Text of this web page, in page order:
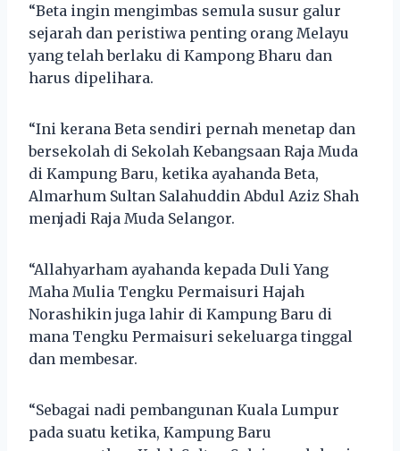
“Beta ingin mengimbas semula susur galur
sejarah dan peristiwa penting orang Melayu
yang telah berlaku di Kampong Bharu dan
harus dipelihara.
“Ini kerana Beta sendiri pernah menetap dan
bersekolah di Sekolah Kebangsaan Raja Muda
di Kampung Baru, ketika ayahanda Beta,
Almarhum Sultan Salahuddin Abdul Aziz Shah
menjadi Raja Muda Selangor.
“Allahyarham ayahanda kepada Duli Yang
Maha Mulia Tengku Permaisuri Hajah
Norashikin juga lahir di Kampung Baru di
mana Tengku Permaisuri sekeluarga tinggal
dan membesar.
“Sebagai nadi pembangunan Kuala Lumpur
pada suatu ketika, Kampung Baru